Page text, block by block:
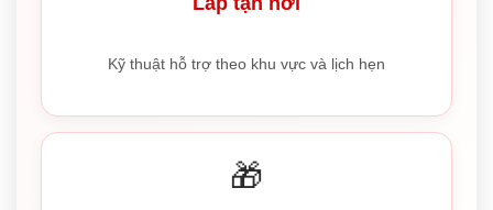
Kỹ thuật hỗ trợ theo khu vực và lịch hẹn
🎁